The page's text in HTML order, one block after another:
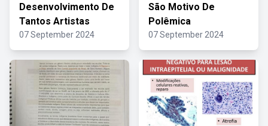
Desenvolvimento De
Tantos Artistas
07 September 2024
São Motivo De
Polêmica
07 September 2024